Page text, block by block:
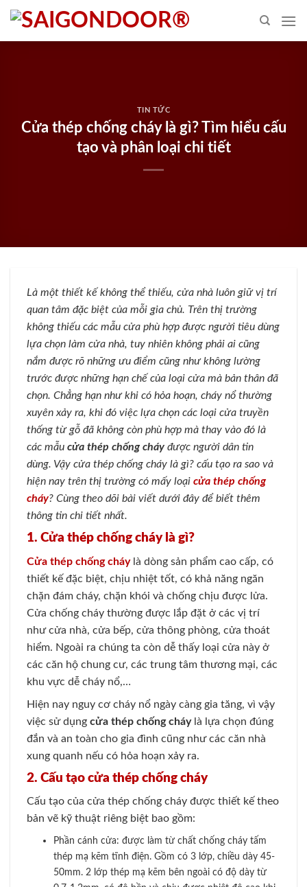
Skip
content
TIN TỨC
Cửa thép chống cháy là gì? Tìm hiểu cấu
tạo và phân loại chi tiết
Là một thiết kế không thể thiếu, cửa nhà luôn giữ vị trí
quan tâm đặc biệt của mỗi gia chủ. Trên thị trường
không thiếu các mẫu cửa phù hợp được người tiêu dùng
lựa chọn làm cửa nhà, tuy nhiên không phải ai cũng
nắm được rõ những ưu điểm cũng như không lường
trước được những hạn chế của loại cửa mà bản thân đã
chọn. Chẳng hạn như khi có hỏa hoạn, cháy nổ thường
xuyên xảy ra, khi đó việc lựa chọn các loại cửa truyền
thống từ gỗ đã không còn phù hợp mà thay vào đó là
các mẫu cửa thép chống cháy được người dân tin
dùng. Vậy cửa thép chống cháy là gì? cấu tạo ra sao và
hiện nay trên thị trường có mấy loại cửa thép chống
cháy? Cùng theo dõi bài viết dưới đây để biết thêm
thông tin chi tiết nhất.
1. Cửa thép chống cháy là gì?
Cửa thép chống cháylà dòng sản phẩm cao cấp, có
thiết kế đặc biệt, chịu nhiệt tốt, có khả năng ngăn
chặn đám cháy, chặn khói và chống chịu được lửa.
Cửa chống cháy thường được lắp đặt ở các vị trí
như cửa nhà, cửa bếp, cửa thông phòng, cửa thoát
hiểm. Ngoài ra chúng ta còn dễ thấy loại cửa này ở
các căn hộ chung cư, các trung tâm thương mại, các
khu vực dễ cháy nổ,…
Hiện nay nguy cơ cháy nổ ngày càng gia tăng, vì vậy
việc sử dụng cửa thép chống cháylà lựa chọn đúng
đắn và an toàn cho gia đình cũng như các căn nhà
xung quanh nếu có hỏa hoạn xảy ra.
2. Cấu tạo cửa thép chống cháy
Cấu tạo của cửa thép chống cháy được thiết kế theo
bản vẽ kỹ thuật riêng biệt bao gồm:
Phần cánh cửa: được làm từ chất chống cháy tấm
thép mạ kẽm tĩnh điện. Gồm có 3 lớp, chiều dày 45-
50mm. 2 lớp thép mạ kẽm bên ngoài có độ dày từ